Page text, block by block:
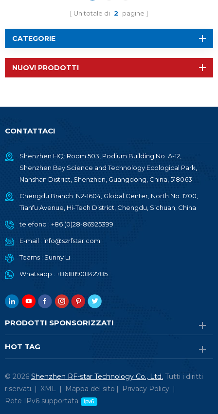
Un totale di 2 pagine
CATEGORIE
NUOVI PRODOTTI
CONTATTACI
Shenzhen HQ: Room 503, Podium Building No. A-12,
Shenzhen Bay Science and Technology Ecological Park,
Nanshan District, Shenzhen, Guangdong, China, 518063
Chengdu Branch: N2-1604, Global Center, North No. 1700,
Tianfu Avenue, Hi-Tech District, Chengdu, Sichuan, China
telefono : +86 (0)28-86925399
E-mail : info@szrfstar.com
Teams : Sunny Li
Whatsapp : +8618190842785
PRODOTTI SPONSORIZZATI
HOT TAG
© 2026 Shenzhen RF-star Technology Co., Ltd. Tutti i diritti
riservati. | XML | Mappa del sito | Privacy Policy |
Rete IPv6 supportata